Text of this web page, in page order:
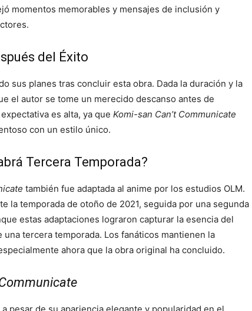
momentos memorables y mensajes de inclusión y
del Éxito
sus planes tras concluir esta obra. Dada la duración y la
el autor se tome un merecido descanso antes de
es alta, ya que Komi-san Can’t Communicate
con un estilo único.
Tercera Temporada?
también fue adaptada al anime por los estudios OLM.
la temporada de otoño de 2021, seguida por una segunda
estas adaptaciones lograron capturar la esencia del
tercera temporada. Los fanáticos mantienen la
ahora que la obra original ha concluido.